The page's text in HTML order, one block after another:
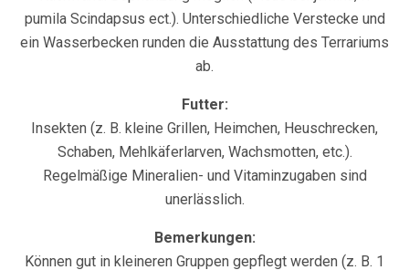
pumila Scindapsus ect.). Unterschiedliche Verstecke und
ein Wasserbecken runden die Ausstattung des Terrariums
ab.
Futter:
Insekten (z. B. kleine Grillen, Heimchen, Heuschrecken,
Schaben, Mehlkäferlarven, Wachsmotten, etc.).
Regelmäßige Mineralien- und Vitaminzugaben sind
unerlässlich.
Bemerkungen:
Können gut in kleineren Gruppen gepflegt werden (z. B. 1